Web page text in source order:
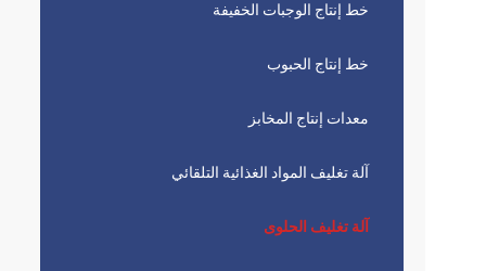
خط إنتاج الوجبات الخفيفة
خط إنتاج الحبوب
معدات إنتاج المخابز
آلة تغليف المواد الغذائية التلقائي
آلة تغليف الحلوى